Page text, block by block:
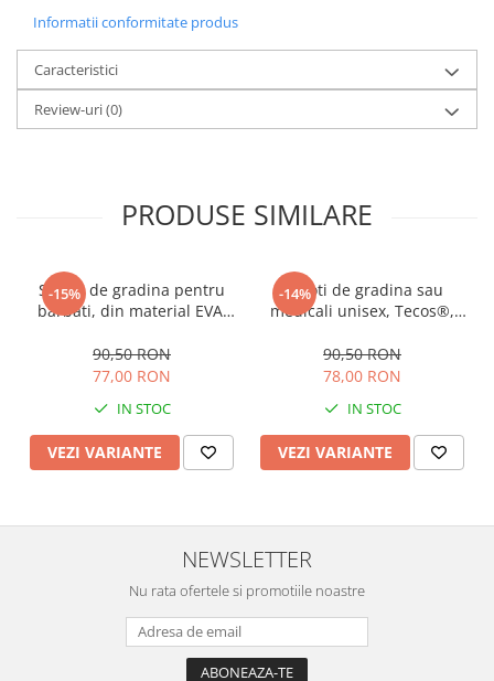
Informatii conformitate produs
Caracteristici
Review-uri(0)
PRODUSE SIMILARE
-15%
Saboti de gradina pentru
barbati, din material EVA,
cu gauri pentru circulatia
aerului, foarte usori, 26
90,50 RON
77,00 RON
IN STOC
VEZI VARIANTE
-14%
Saboti de gradina sau
medicali unisex, Tecos®,
marime 44, cu gauri pentru
circulatia aerului, foarte
90,50 RON
78,00 RON
IN STOC
VEZI VARIANTE
NEWSLETTER
Nu rata ofertele si promotiile noastre